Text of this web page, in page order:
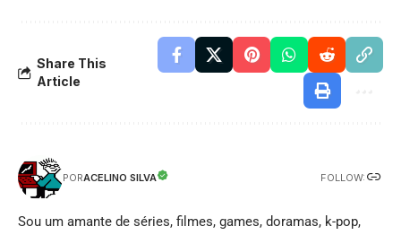
Share This
Article
PORACELINO SILVA FOLLOW:
Sou um amante de séries, filmes, games, doramas, k-pop,